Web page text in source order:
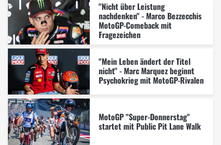
"Nicht über Leistung
nachdenken" - Marco Bezzecchis
MotoGP-Comeback mit
Fragezeichen
"Mein Leben ändert der Titel
nicht" - Marc Marquez beginnt
Psychokrieg mit MotoGP-Rivalen
MotoGP "Super-Donnerstag"
startet mit Public Pit Lane Walk